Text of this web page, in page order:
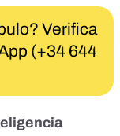
Verifica
(+34 644